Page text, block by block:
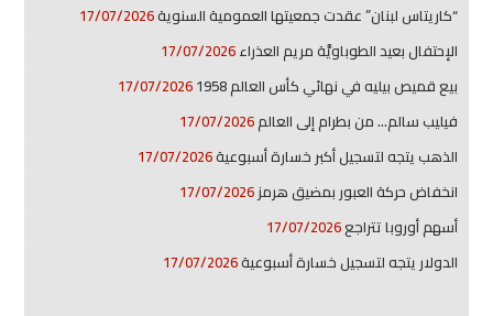
“كاريتاس لبنان” عقدت جمعيتها العمومية السنوية17/07/2026
الإحتفال بعيد الطوباويَّة مريم العذراء17/07/2026
بيع قميص بيليه في نهائي كأس العالم 1958
17/07/2026
فيليب سالم… من بطرام إلى العالم17/07/2026
الذهب يتجه لتسجيل أكبر خسارة أسبوعية17/07/2026
انخفاض حركة العبور بمضيق هرمز17/07/2026
أسهم أوروبا تتراجع17/07/2026
الدولار يتجه لتسجيل خسارة أسبوعية17/07/2026